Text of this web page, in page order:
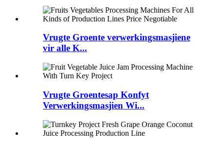
Vrugte Groente verwerkingsmasjiene
vir alle K...
Vrugte Groentesap Konfyt
Verwerkingsmasjien Wi...